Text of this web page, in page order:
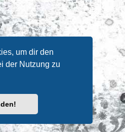
um dir den
der Nutzung zu